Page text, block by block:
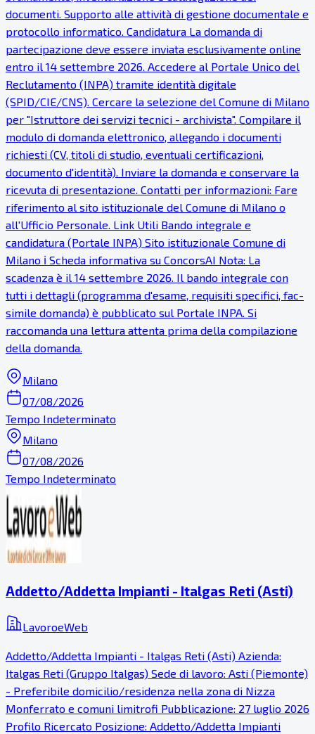
documenti. Supporto alle attività di gestione documentale e
protocollo informatico. Candidatura La domanda di
partecipazione deve essere inviata esclusivamente online
entro il 14 settembre 2026. Accedere al Portale Unico del
Reclutamento (INPA) tramite identità digitale
(SPID/CIE/CNS). Cercare la selezione del Comune di Milano
per "Istruttore dei servizi tecnici - archivista". Compilare il
modulo di domanda elettronico, allegando i documenti
richiesti (CV, titoli di studio, eventuali certificazioni,
documento d'identità). Inviare la domanda e conservare la
ricevuta di presentazione. Contatti per informazioni: Fare
riferimento al sito istituzionale del Comune di Milano o
all'Ufficio Personale. Link Utili Bando integrale e
candidatura (Portale INPA) Sito istituzionale Comune di
Milano ℹ Scheda informativa su ConcorsAI Nota: La
scadenza è il 14 settembre 2026. Il bando integrale con
tutti i dettagli (programma d'esame, requisiti specifici, fac-
simile domanda) è pubblicato sul Portale INPA. Si
raccomanda una lettura attenta prima della compilazione
della domanda.
Milano
07/08/2026
Tempo Indeterminato
Milano
07/08/2026
Tempo Indeterminato
Addetto/Addetta Impianti - Italgas Reti (Asti)
LavoroeWeb
Addetto/Addetta Impianti - Italgas Reti (Asti) Azienda:
Italgas Reti (Gruppo Italgas) Sede di lavoro: Asti (Piemonte)
- Preferibile domicilio/residenza nella zona di Nizza
Monferrato e comuni limitrofi Pubblicazione: 27 luglio 2026
Profilo Ricercato Posizione: Addetto/Addetta Impianti